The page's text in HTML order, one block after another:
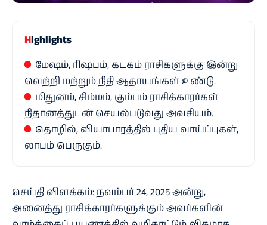
Highlights
மேஷம், ரிஷபம், கடகம் ராசிகளுக்கு இன்று
வெற்றி மற்றும் நிதி ஆதாயங்கள் உண்டு.
மிதுனம், சிம்மம், கும்பம் ராசிக்காரர்கள்
நிதானத்துடன் செயல்படுவது அவசியம்.
தொழில், வியாபாரத்தில் புதிய வாய்ப்புகள்,
லாபம் பெருகும்.
செய்தி விளக்கம்: நவம்பர் 24, 2025 அன்று,
அனைத்து ராசிக்காரர்களுக்கும் அவர்களின்